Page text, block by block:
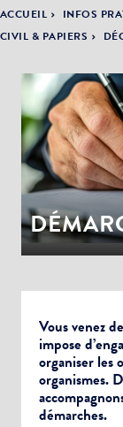
LA
ACCUEIL INFOS
CIVIL & PAPIERS
Vous venez
impose
organiser les
organismes.
démarches.